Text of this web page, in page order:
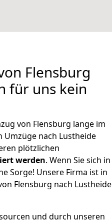
Flensburg
für uns kein
von Flensburg lange im
Umzüge nach Lustheide
plötzlichen
werden. Wenn Sie sich in
Sorge! Unsere Firma ist in
Flensburg nach Lustheide
und durch unseren